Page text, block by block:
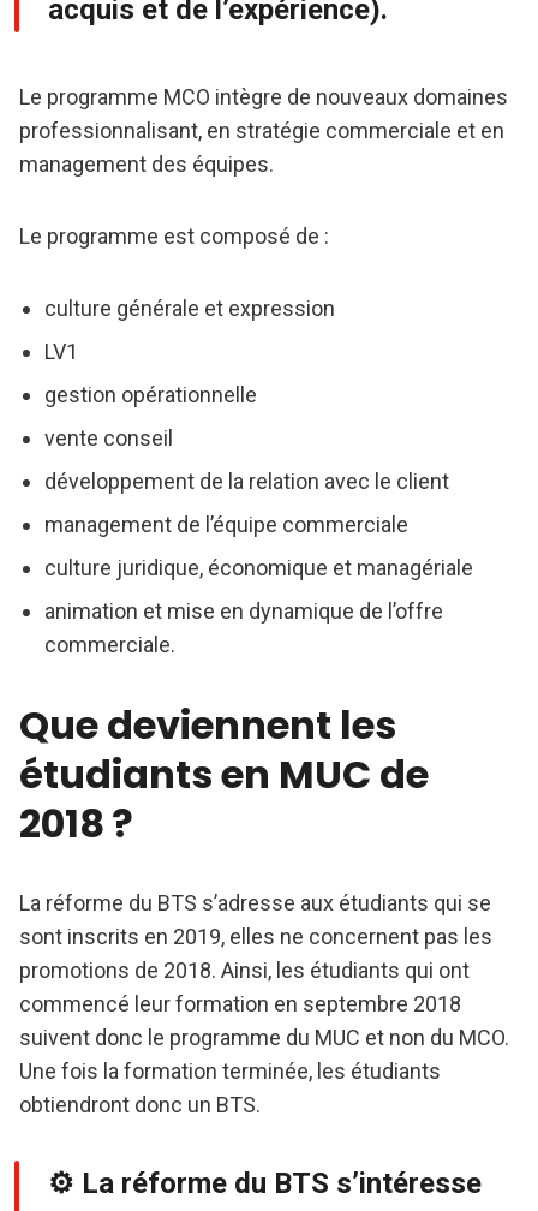
acquis et de l’expérience).
Le programme MCO intègre de nouveaux domaines
professionnalisant, en stratégie commerciale et en
management des équipes.
Le programme est composé de :
culture générale et expression
LV1
gestion opérationnelle
vente conseil
développement de la relation avec le client
management de l’équipe commerciale
culture juridique, économique et managériale
animation et mise en dynamique de l’offre
commerciale.
Que deviennent les
étudiants en MUC de
2018 ?
La réforme du BTS s’adresse aux étudiants qui se
sont inscrits en 2019, elles ne concernent pas les
promotions de 2018. Ainsi, les étudiants qui ont
commencé leur formation en septembre 2018
suivent donc le programme du MUC et non du MCO.
Une fois la formation terminée, les étudiants
obtiendront donc un BTS.
⚙ La réforme du BTS s’intéresse